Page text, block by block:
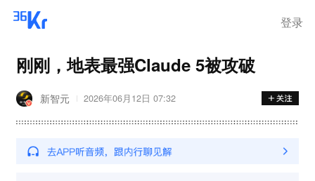
登录
刚刚，地表最强Claude 5被攻破
新智元 2026年06月12日 07:32